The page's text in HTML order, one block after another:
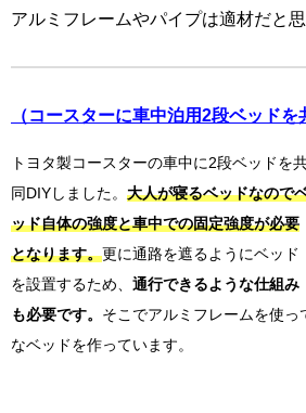
アルミフレームやパイプは適材だと思
（コースターに車中泊用2段ベッドを
トヨタ製コースターの車中に2段ベッドを
同DIYしました。 大人が寝るベッドなので
ッド自体の強度と車中での固定強度が必要
となります。更に通路を遮るようにベッド
を設置するため、 通行できるような仕組み
も必要です。 そこでアルミフレームを使
なベッドを作っています。